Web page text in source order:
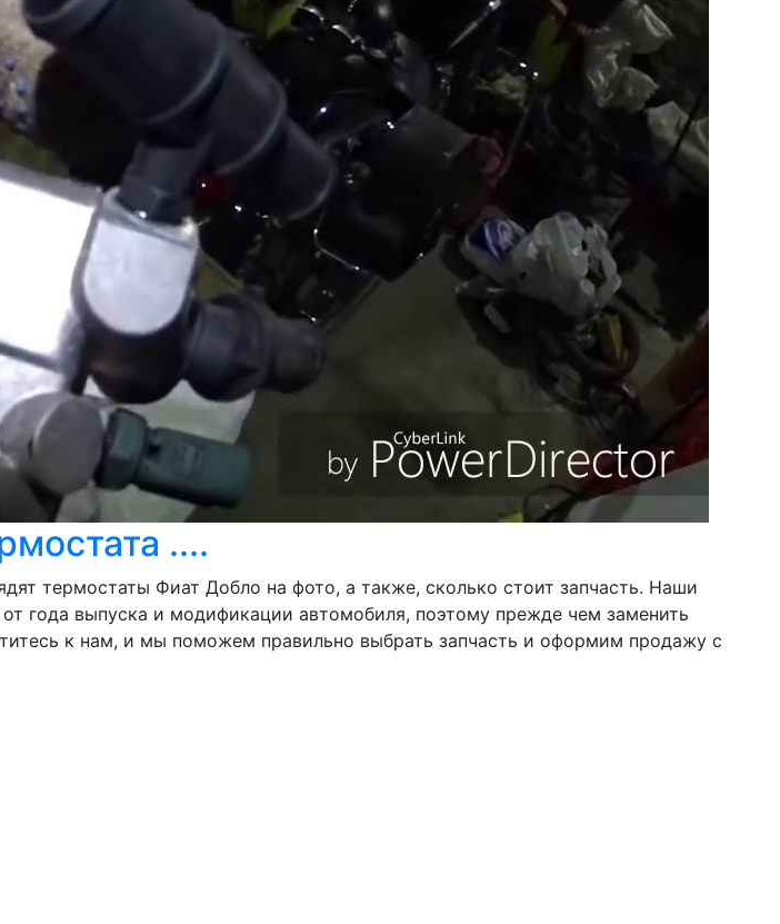
....
термостаты Фиат Добло на фото, а также, сколько стоит запчасть. Наши
года выпуска и модификации автомобиля, поэтому прежде чем заменить
к нам, и мы поможем правильно выбрать запчасть и оформим продажу с